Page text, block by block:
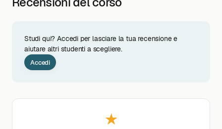
Studi qui? Accedi per lasciare la tua recensione e
aiutare altri studenti a scegliere.
Accedi
★